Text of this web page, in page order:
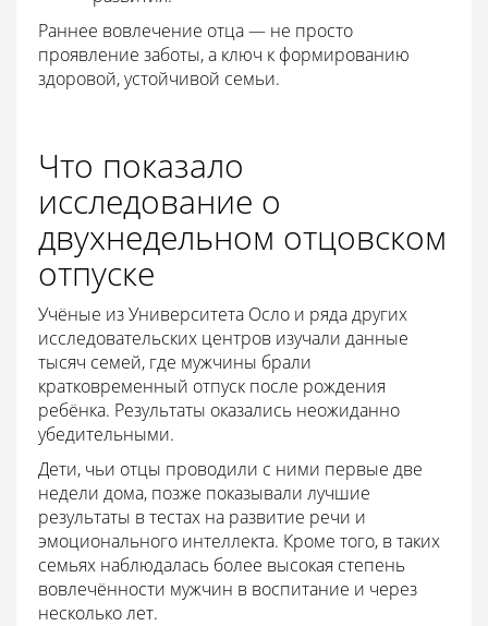
Раннее вовлечение отца — не просто
проявление заботы, а ключ к формированию
здоровой, устойчивой семьи.
Что показало
исследование о
двухнедельном отцовском
отпуске
Учёные из Университета Осло и ряда других
исследовательских центров изучали данные
тысяч семей, где мужчины брали
кратковременный отпуск после рождения
ребёнка. Результаты оказались неожиданно
убедительными.
Дети, чьи отцы проводили с ними первые две
недели дома, позже показывали лучшие
результаты в тестах на развитие речи и
эмоционального интеллекта. Кроме того, в таких
семьях наблюдалась более высокая степень
вовлечённости мужчин в воспитание и через
несколько лет.